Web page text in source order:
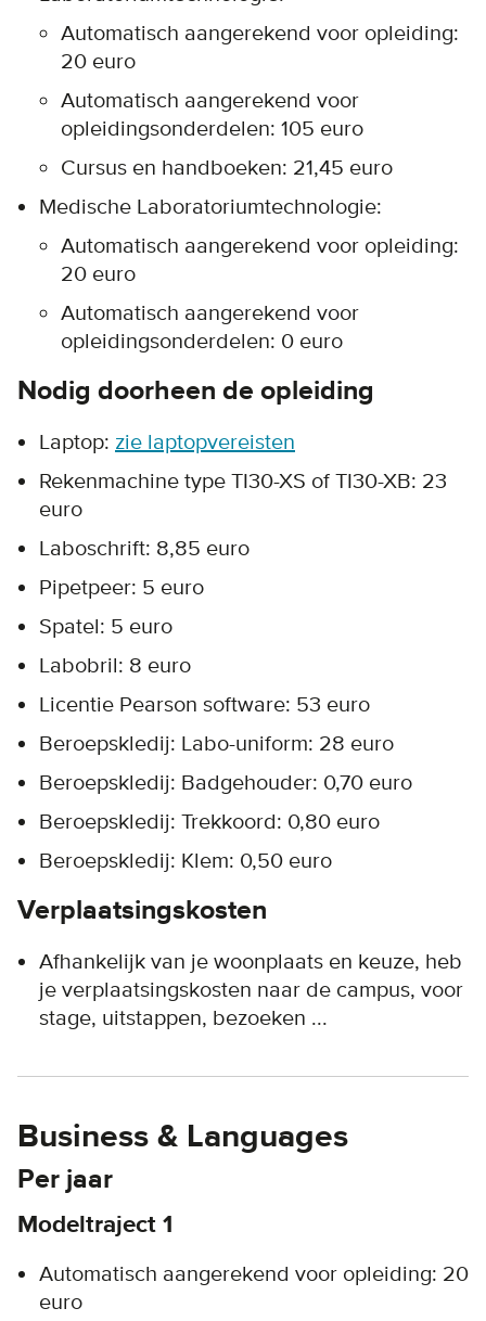
Automatisch aangerekend voor opleiding:
20 euro
Automatisch aangerekend voor
opleidingsonderdelen: 105 euro
Cursus en handboeken: 21,45 euro
Medische Laboratoriumtechnologie:
Automatisch aangerekend voor opleiding:
20 euro
Automatisch aangerekend voor
opleidingsonderdelen: 0 euro
Nodig doorheen de opleiding
Laptop: zie laptopvereisten
Rekenmachine type TI30-XS of TI30-XB: 23
euro
Laboschrift: 8,85 euro
Pipetpeer: 5 euro
Spatel: 5 euro
Labobril: 8 euro
Licentie Pearson software: 53 euro
Beroepskledij: Labo-uniform: 28 euro
Beroepskledij: Badgehouder: 0,70 euro
Beroepskledij: Trekkoord: 0,80 euro
Beroepskledij: Klem: 0,50 euro
Verplaatsingskosten
Afhankelijk van je woonplaats en keuze, heb
je verplaatsingskosten naar de campus, voor
stage, uitstappen, bezoeken ...
Business & Languages
Per jaar
Modeltraject 1
Automatisch aangerekend voor opleiding: 20
euro